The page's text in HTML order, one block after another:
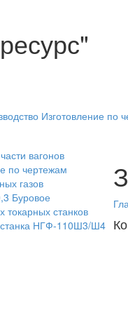
Изготовление по
вагонов
по чертежам
газов
Буровое
токарных станков
станка НГФ-110Ш3/Ш4